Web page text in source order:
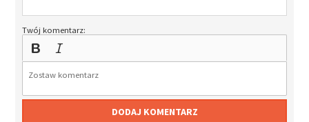
Twój komentarz:
DODAJ KOMENTARZ